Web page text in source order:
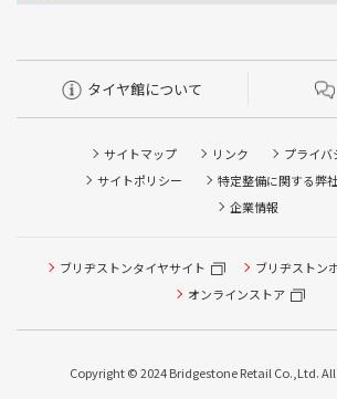
タイヤ館について
サイトマップ リンク
プライバ
サイトポリシー
特定整備に関する弊
企業情報
ブリヂストンタイヤサイト
ブリヂストン
オンラインストア
Copyright © 2024 Bridgestone Retail Co.,Ltd.
タイヤ点検・安全点検/タイヤ履き替え/オ